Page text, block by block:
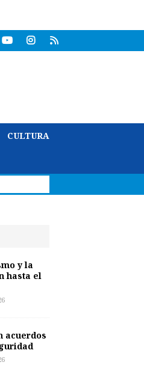
CULTURA
y la
hasta el
acuerdos